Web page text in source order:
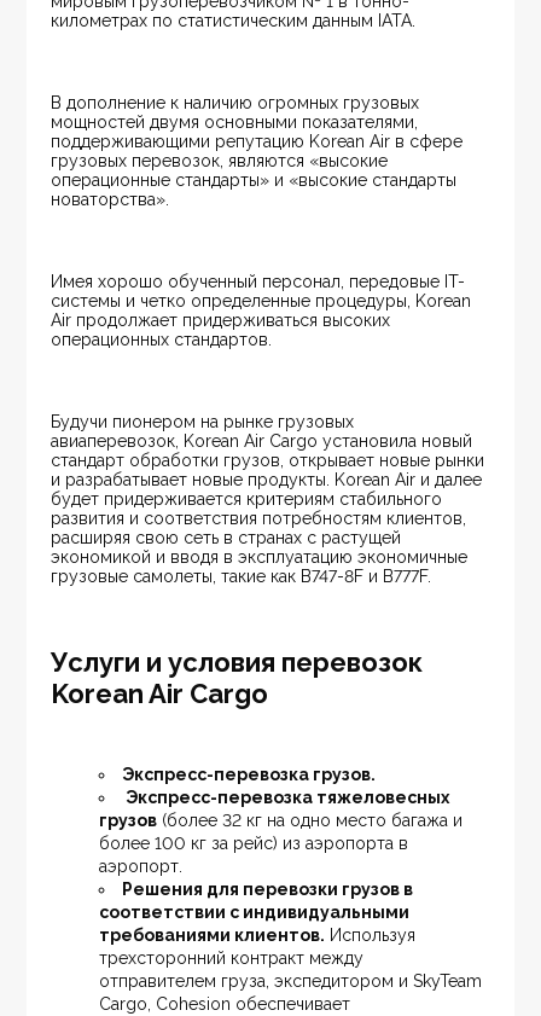
километрах по статистическим данным IATA.
В дополнение к наличию огромных грузовых
мощностей двумя основными показателями,
поддерживающими репутацию Korean Air в сфере
грузовых перевозок, являются «высокие
операционные стандарты» и «высокие стандарты
новаторства».
Имея хорошо обученный персонал, передовые IT-
системы и четко определенные процедуры, Korean
Air продолжает придерживаться высоких
операционных стандартов.
Будучи пионером на рынке грузовых
авиаперевозок, Korean Air Cargo установила новый
стандарт обработки грузов, открывает новые рынки
и разрабатывает новые продукты. Korean Air и далее
будет придерживается критериям стабильного
развития и соответствия потребностям клиентов,
расширяя свою сеть в странах с растущей
экономикой и вводя в эксплуатацию экономичные
грузовые самолеты, такие как B747-8F и B777F.
Услуги и условия перевозок
Korean Air Cargo
Экспресс-перевозка грузов.
Экспресс-перевозка тяжеловесных
грузов (более 32 кг на одно место багажа и
более 100 кг за рейс) из аэропорта в
аэропорт.
Решения для перевозки грузов в
соответствии с индивидуальными
требованиями клиентов. Используя
трехсторонний контракт между
отправителем груза, экспедитором и SkyTeam
Cargo, Cohesion обеспечивает